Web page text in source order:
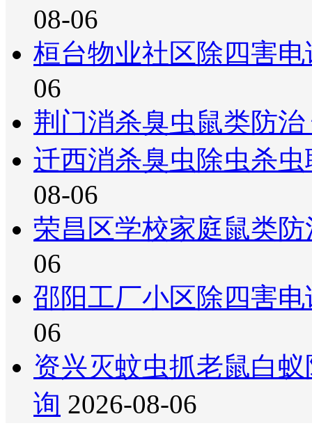
08-06
桓台物业社区除四害
06
荆门消杀臭虫鼠类防
迁西消杀臭虫除虫杀
08-06
荣昌区学校家庭鼠类
06
邵阳工厂小区除四害
06
资兴灭蚊虫抓老鼠白
询 2026-08-06